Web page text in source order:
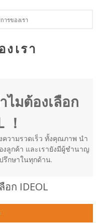
ารของเรา
เรา
ไมต้องเลือก
！
วามรวดเร็ว ทั้งคุณภาพ นำ
ลูกค้า และเรายังมีผู้ชำนาญ
รึกษาในทุกด้าน.
อก IDEOL